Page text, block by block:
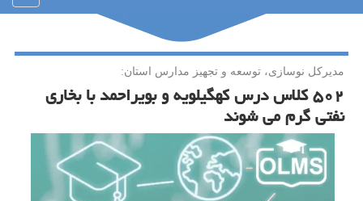
مدیركل نوسازی، توسعه و تجهیز مدارس استان:
۵۰۲ كلاس درس كهگیلویه و بویراحمد با بخاری
نفتی گرم می شوند